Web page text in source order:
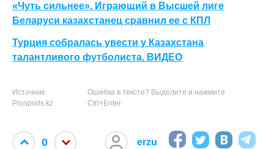
«Чуть сильнее». Играющий в Высшей лиге
Беларуси казахстанец сравнил ее с КПЛ
Турция собралась увести у Казахстана
талантливого футболиста. ВИДЕО
Источник:
Prosports.kz
Ошибка в тексте? Выделите и нажмите
Ctrl+Enter
0 erzu